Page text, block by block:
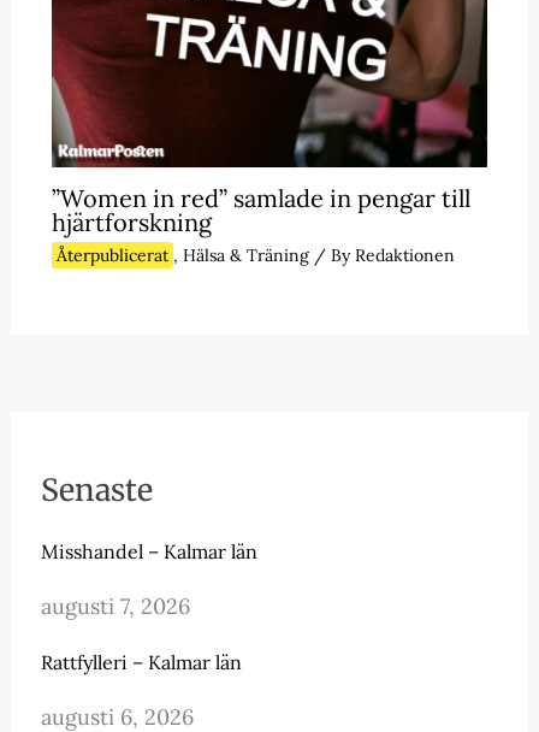
”Women in red” samlade in pengar till
hjärtforskning
Återpublicerat , Hälsa & Träning/ ByRedaktionen
Senaste
Misshandel – Kalmar län
augusti 7, 2026
Rattfylleri – Kalmar län
augusti 6, 2026